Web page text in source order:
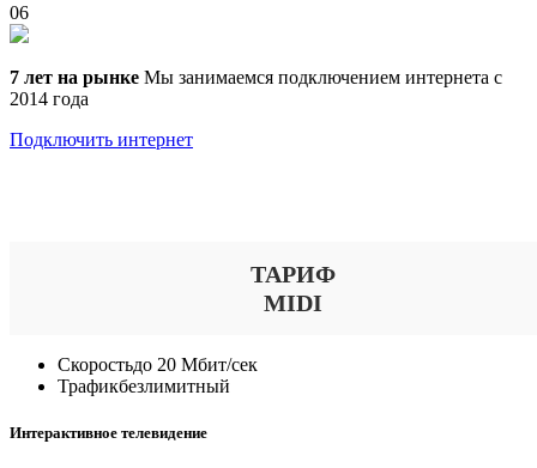
06
7 лет на рынке Мы занимаемся подключением интернета с
2014 года
Подключить интернет
ТАРИФ
MIDI
Скоростьдо 20 Мбит/сек
Трафикбезлимитный
Интерактивное телевидение